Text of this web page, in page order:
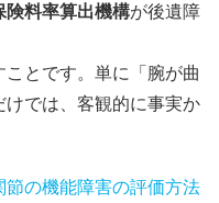
険料率算出機構が後遺障
ことです。単に「腕が曲
では、客観的に事実か
節の機能障害の評価方法